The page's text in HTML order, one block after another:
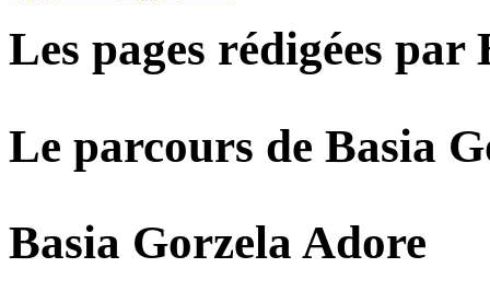
Les pages rédigées par
Le parcours de Basia
Basia Gorzela Adore